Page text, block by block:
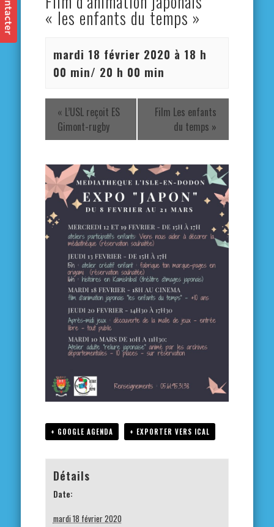
« les enfants du temps »
mardi 18 février 2020 à 18 h
00 min/ 20 h 00 min
« L’USL reçoit ES
Gimont-rugby
Film Les enfants
du temps »
+ GOOGLE AGENDA + EXPORTER VERS ICAL
Détails
Date:
mardi 18 février 2020